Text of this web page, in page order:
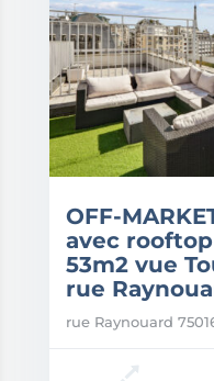
OFF-
avec
53m2 vue
rue
rue Raynouard